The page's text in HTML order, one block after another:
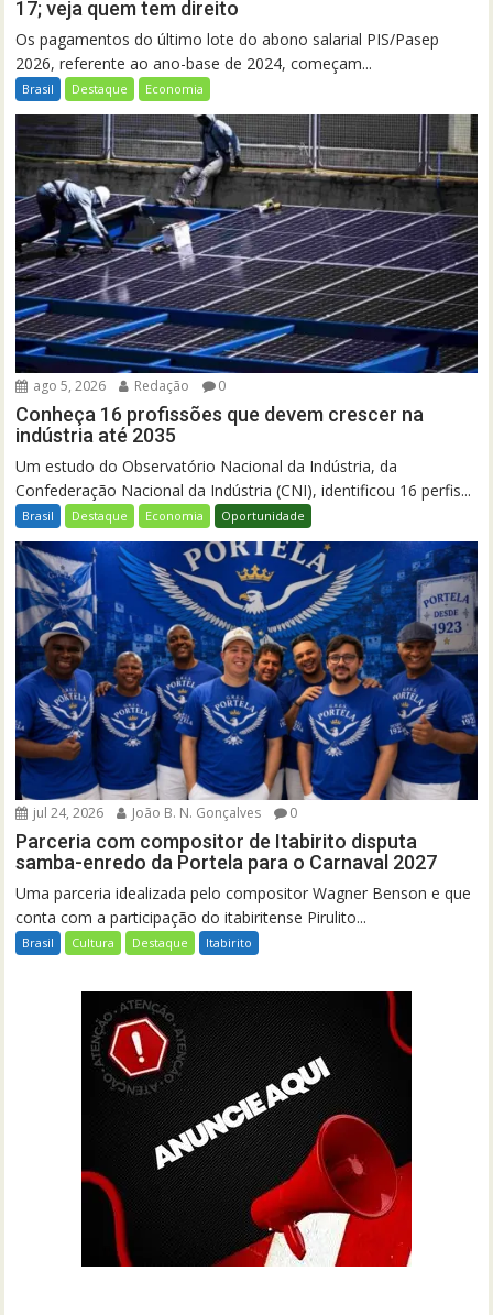
17; veja quem tem direito
Os pagamentos do último lote do abono salarial PIS/Pasep
2026, referente ao ano-base de 2024, começam...
Brasil Destaque Economia
ago 5, 2026 Redação 0
Conheça 16 profissões que devem crescer na
indústria até 2035
Um estudo do Observatório Nacional da Indústria, da
Confederação Nacional da Indústria (CNI), identificou 16 perfis...
Brasil Destaque Economia Oportunidade
jul 24, 2026 João B. N. Gonçalves 0
Parceria com compositor de Itabirito disputa
samba-enredo da Portela para o Carnaval 2027
Uma parceria idealizada pelo compositor Wagner Benson e que
conta com a participação do itabiritense Pirulito...
Brasil Cultura Destaque Itabirito